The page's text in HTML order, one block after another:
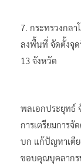
7. กระทรวงกล
ลงพื้นที่ จัดตั้งจุด
13 จังหวัด
พลเอกประยุทธ์
การเตรียมการ
บก แก้ปัญหาเตีย
ขอบคุณบุคลากร